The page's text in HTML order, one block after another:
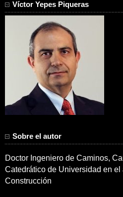
Víctor Yepes Piqueras
Sobre el autor
Doctor Ingeniero de Caminos,
Catedrático de Universidad en
Construcción